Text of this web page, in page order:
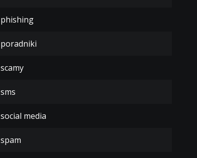
phishing
poradniki
scamy
sms
social media
spam